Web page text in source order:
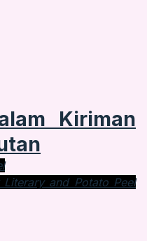
Kiriman
Literary and Potato Peel